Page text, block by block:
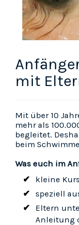
mit
Mit über 10
mehr als
begleitet.
beim
Was euch im
kleine
speziell
Eltern
Anleitung